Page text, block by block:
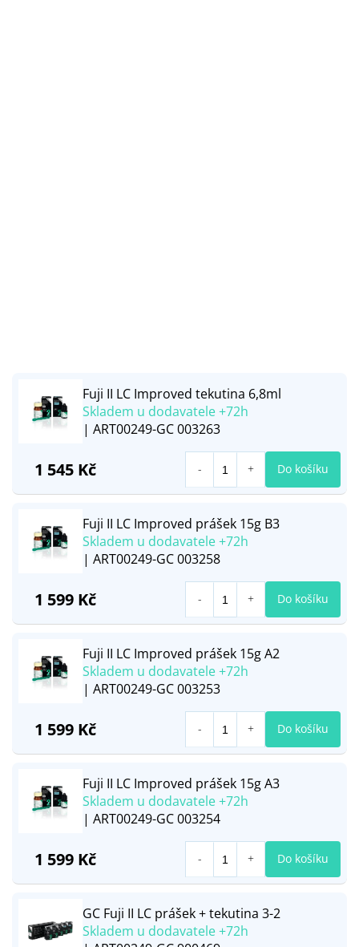
Fuji II LC Improved tekutina 6,8ml
Skladem u dodavatele +72h
| ART00249-GC 003263
1 545 Kč Do košíku
Fuji II LC Improved prášek 15g B3
Skladem u dodavatele +72h
| ART00249-GC 003258
1 599 Kč Do košíku
Fuji II LC Improved prášek 15g A2
Skladem u dodavatele +72h
| ART00249-GC 003253
1 599 Kč Do košíku
Fuji II LC Improved prášek 15g A3
Skladem u dodavatele +72h
| ART00249-GC 003254
1 599 Kč Do košíku
GC Fuji II LC prášek + tekutina 3-2
Skladem u dodavatele +72h